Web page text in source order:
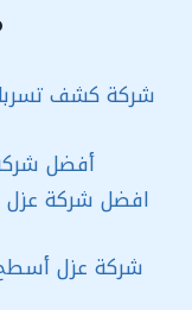
شركة كشف
أفضل
افضل شركة
شركة عزل